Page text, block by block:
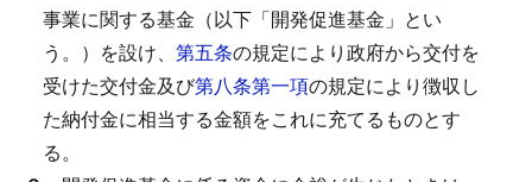
事業に関する基金（以下「開発促進基金」とい
う。）を設け、 第五条の規定により政府から交付を
受けた交付金及び第八条第一項の規定により徴収し
た納付金に相当する金額をこれに充てるものとす
る。